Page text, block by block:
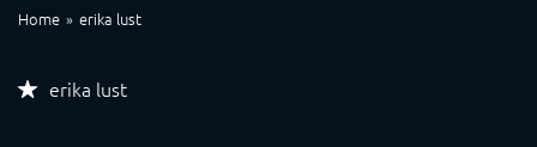
Home erika lust
erika lust